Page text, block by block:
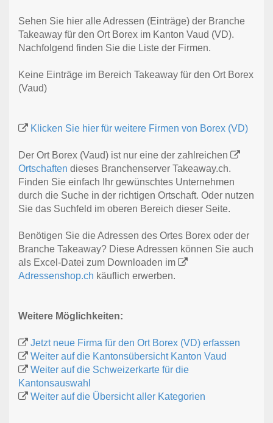
Sehen Sie hier alle Adressen (Einträge) der Branche
Takeaway für den Ort Borex im Kanton Vaud (VD).
Nachfolgend finden Sie die Liste der Firmen.
Keine Einträge im Bereich Takeaway für den Ort Borex
(Vaud)
Klicken Sie hier für weitere Firmen von Borex (VD)
Der Ort Borex (Vaud) ist nur eine der zahlreichen
Ortschaften dieses Branchenserver Takeaway.ch.
Finden Sie einfach Ihr gewünschtes Unternehmen
durch die Suche in der richtigen Ortschaft. Oder nutzen
Sie das Suchfeld im oberen Bereich dieser Seite.
Benötigen Sie die Adressen des Ortes Borex oder der
Branche Takeaway? Diese Adressen können Sie auch
als Excel-Datei zum Downloaden im
Adressenshop.ch käuflich erwerben.
Weitere Möglichkeiten:
Jetzt neue Firma für den Ort Borex (VD) erfassen
Weiter auf die Kantonsübersicht Kanton Vaud
Weiter auf die Schweizerkarte für die
Kantonsauswahl
Weiter auf die Übersicht aller Kategorien